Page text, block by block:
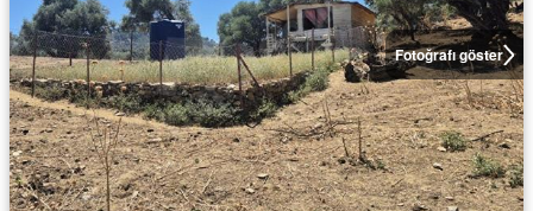
Fotoğrafı göster